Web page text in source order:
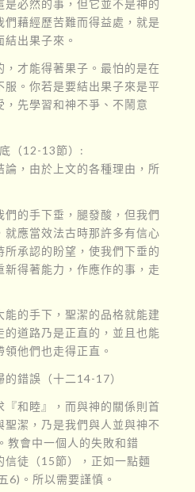
是必然的事，但它並不是神的
們藉經歷苦難而得益處，就是
出果子來。
，才能得著果子。最怕的是在
服。你若是要結出果子來是平
，先學習和神不爭、不鬧意
（12-13節）:
論，由於上文的各種理由，所
們的手下垂，腿發酸，但我們
就應當效法古時那許多有信心
所承認的盼望，使我們下垂的
得著能力，作應作的事，走
能的手下，聖潔的品格就能建
的道路乃是正直的，並且也能
他們也走得正直。
的錯誤（十二14-17）
『和睦』，而與神的關係則首
潔，乃是我們與人並與神不
教會中一個人的失敗和錯
信徒（15節），正如一點麵
6)。所以需要謹慎。